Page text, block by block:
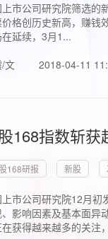
上市公司研究院筛选的
价格创历史新高，赚钱
延续，3月1...
文
2018-04-11
168指数斩
168研报 新股
上市公司研究院12月初
影响因素及基本面异
获得越来越多的关注